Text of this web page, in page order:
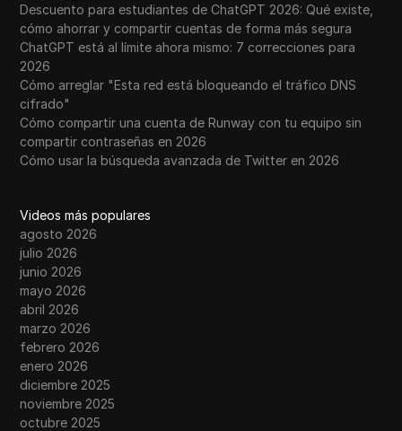
Descuento para estudiantes de ChatGPT 2026: Qué existe,
cómo ahorrar y compartir cuentas de forma más segura
ChatGPT está al límite ahora mismo: 7 correcciones para
2026
Cómo arreglar "Esta red está bloqueando el tráfico DNS
cifrado"
Cómo compartir una cuenta de Runway con tu equipo sin
compartir contraseñas en 2026
Cómo usar la búsqueda avanzada de Twitter en 2026
Videos más populares
agosto 2026
julio 2026
junio 2026
mayo 2026
abril 2026
marzo 2026
febrero 2026
enero 2026
diciembre 2025
noviembre 2025
octubre 2025